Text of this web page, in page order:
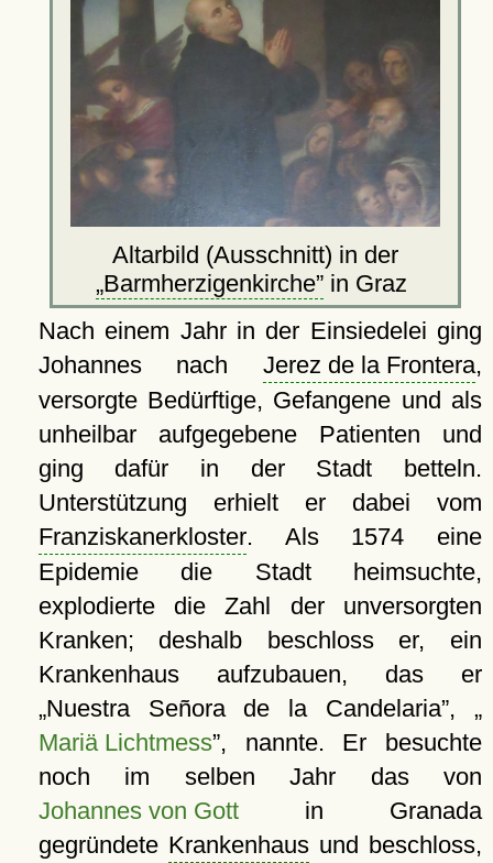
Altarbild (Ausschnitt) in der
Barmherzigenkirche in Graz
Nach einem Jahr in der Einsiedelei ging
Johannes nach Jerez de la Frontera,
versorgte Bedürftige, Gefangene und als
unheilbar aufgegebene Patienten und
ging dafür in der Stadt betteln.
Unterstützung erhielt er dabei vom
Franziskanerkloster. Als 1574 eine
Epidemie die Stadt heimsuchte,
explodierte die Zahl der unversorgten
Kranken; deshalb beschloss er, ein
Krankenhaus aufzubauen, das er
Nuestra Señora de la Candelaria ,
Mariä Lichtmess , nannte. Er besuchte
noch im selben Jahr das von
Johannes von Gottin Granada
gegründete Krankenhausund beschloss,